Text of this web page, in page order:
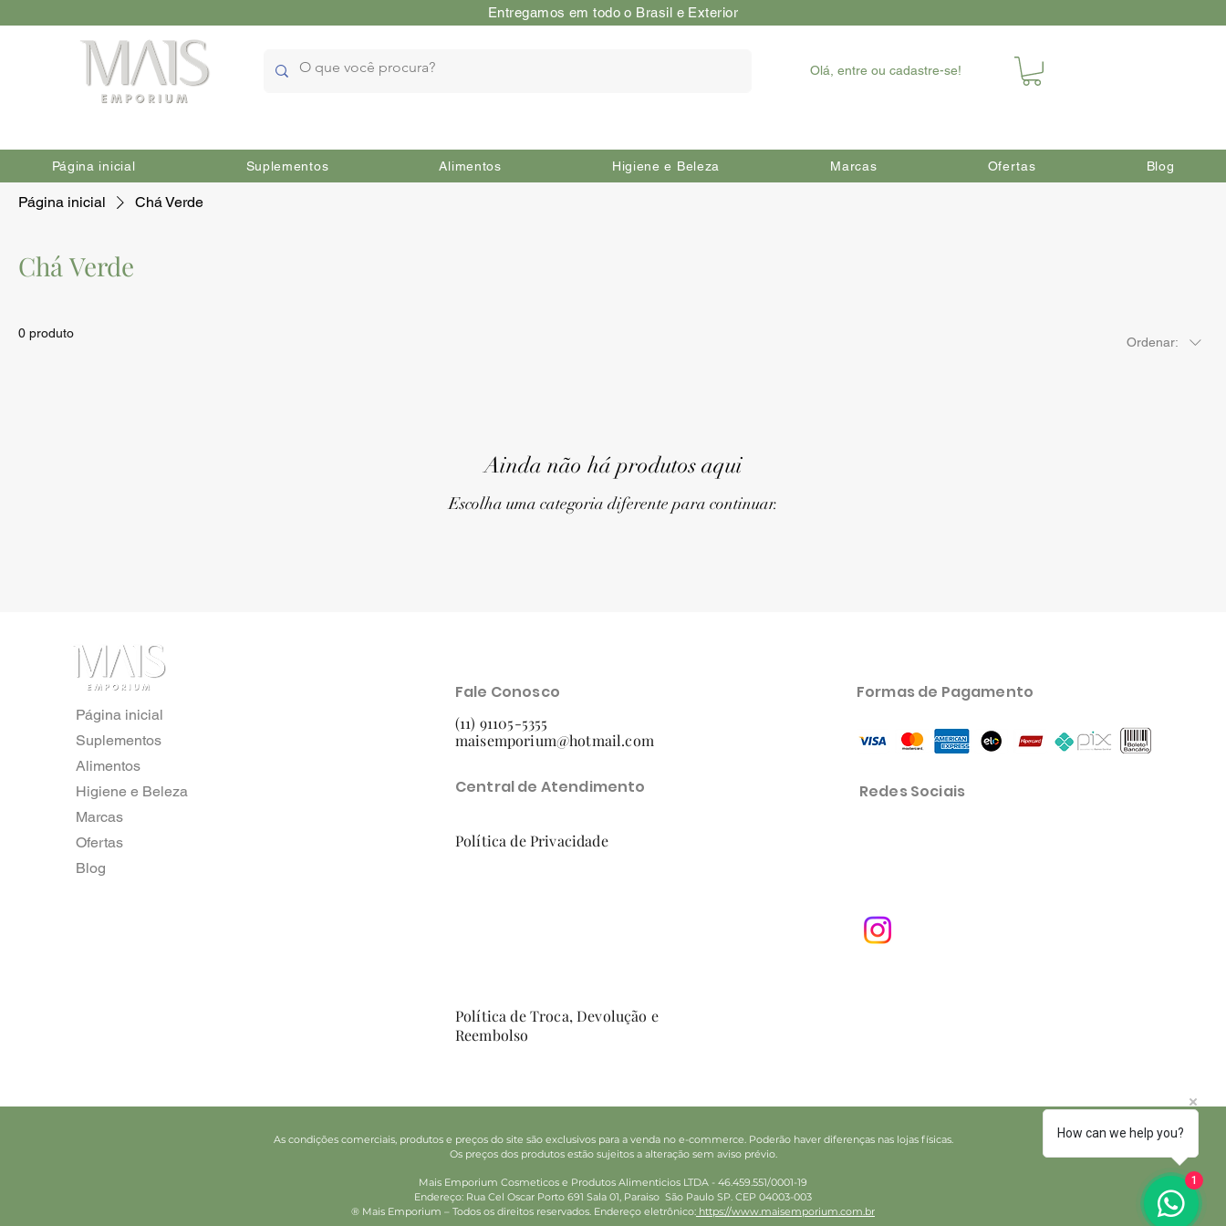
Entregamos em todo o Brasil e Exterior
Olá, entre ou cadastre-se!
Página inicial Suplementos Alimentos Higiene e Beleza Marcas Ofertas Blog
Página inicial Chá Verde
Chá Verde
0 produto
Ordenar:
Ainda não há produtos aqui
Escolha uma categoria diferente para continuar.
Página inicial
Suplementos
Alimentos
Higiene e Beleza
Marcas
Ofertas
Blog
Fale Conosco
(11) 91105-5355
maisemporium@hotmail.com
Central de Atendimento
Formas de Pagamento
Redes Sociais
Política de Privacidade
Política de Troca, Devolução e
Reembolso
As condições comerciais, produtos e preços do site são exclusivos para a venda no e-commerce. Poderão haver diferenças nas lojas físicas.
Os preços dos produtos estão sujeitos a alteração sem aviso prévio.
Mais Emporium Cosmeticos e Produtos Alimenticios LTDA - 46.459.551/0001-19
Endereço: Rua Cel Oscar Porto 691 Sala 01, Paraiso São Paulo SP. CEP 04003-003
® Mais Emporium – Todos os direitos reservados. Endereço eletrônico: https://www.maisemporium.com.br
How can we help you?
1